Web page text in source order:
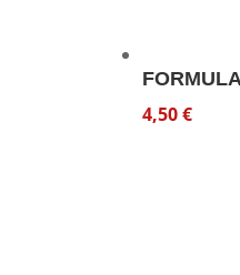
4,50€